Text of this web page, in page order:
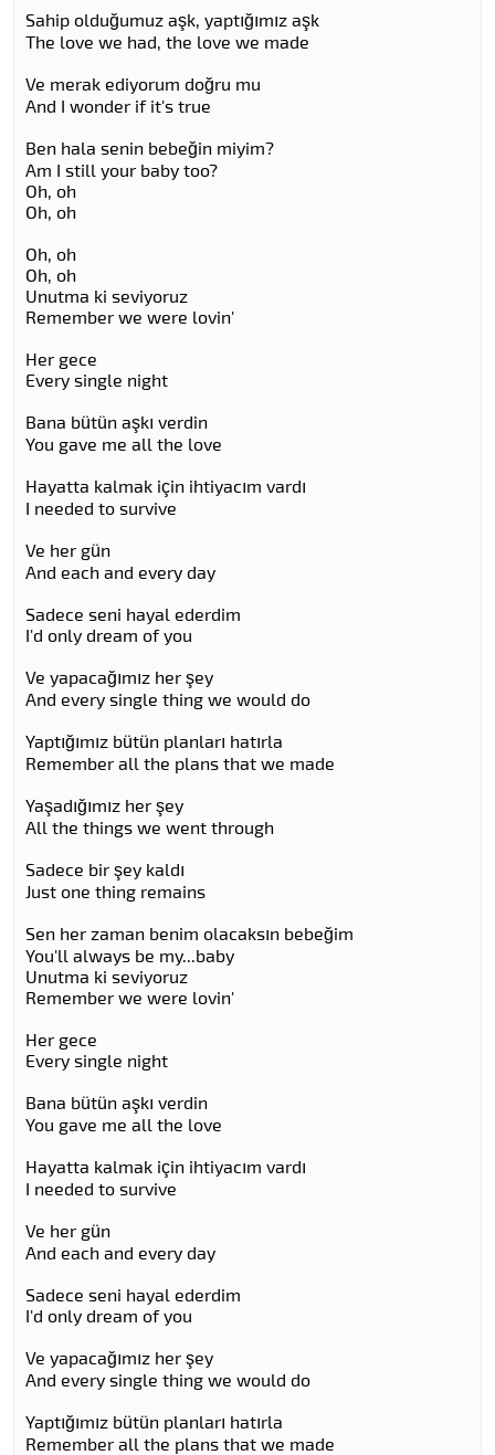
Sahip olduğumuz aşk, yaptığımız aşk
The love we had, the love we made
Ve merak ediyorum doğru mu
And I wonder if it's true
Ben hala senin bebeğin miyim?
Am I still your baby too?
Oh, oh
Oh, oh
Oh, oh
Oh, oh
Unutma ki seviyoruz
Remember we were lovin'
Her gece
Every single night
Bana bütün aşkı verdin
You gave me all the love
Hayatta kalmak için ihtiyacım vardı
I needed to survive
Ve her gün
And each and every day
Sadece seni hayal ederdim
I'd only dream of you
Ve yapacağımız her şey
And every single thing we would do
Yaptığımız bütün planları hatırla
Remember all the plans that we made
Yaşadığımız her şey
All the things we went through
Sadece bir şey kaldı
Just one thing remains
Sen her zaman benim olacaksın bebeğim
You'll always be my...baby
Unutma ki seviyoruz
Remember we were lovin'
Her gece
Every single night
Bana bütün aşkı verdin
You gave me all the love
Hayatta kalmak için ihtiyacım vardı
I needed to survive
Ve her gün
And each and every day
Sadece seni hayal ederdim
I'd only dream of you
Ve yapacağımız her şey
And every single thing we would do
Yaptığımız bütün planları hatırla
Remember all the plans that we made